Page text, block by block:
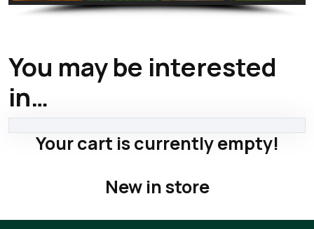
You may be interested
in…
Your cart is currently empty!
New in store